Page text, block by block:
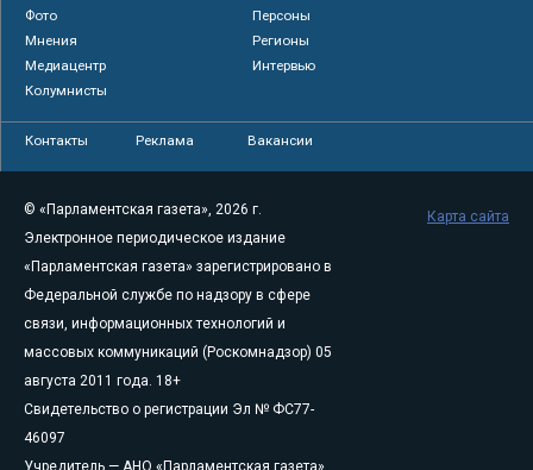
Фото
Персоны
Мнения
Регионы
Медиацентр
Интервью
Колумнисты
Контакты Реклама Вакансии
© «Парламентская газета», 2026 г.
Электронное периодическое издание
«Парламентская газета» зарегистрировано в
Федеральной службе по надзору в сфере
связи, информационных технологий и
массовых коммуникаций (Роскомнадзор) 05
августа 2011 года. 18+
Свидетельство о регистрации Эл № ФС77-
46097
Учредитель — АНО «Парламентская газета»
Карта сайта